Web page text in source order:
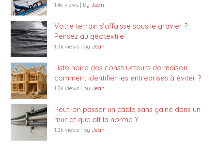
1.4k views | by Jean
Votre terrain s’affaisse sous le gravier ?
Pensez au géotextile
1.3k views | by Jean
Liste noire des constructeurs de maison :
comment identifier les entreprises à éviter ?
1.2k views | by Jean
Peut-on passer un câble sans gaine dans un
mur et que dit la norme ?
1.2k views | by Jean